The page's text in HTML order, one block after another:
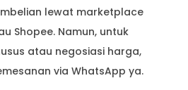
lewat marketplace
Shopee. Namun, untuk
atau negosiasi harga,
via WhatsApp ya.